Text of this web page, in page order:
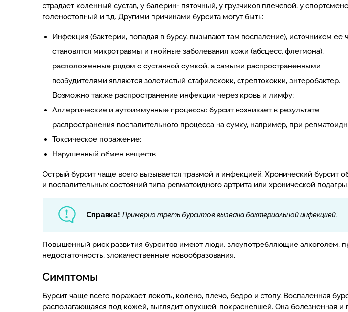
страдает коленный сустав, у балерин- пяточный, у грузчиков плечевой, у
голеностопный и т.д. Другими причинами бурсита могут быть:
Инфекция (бактерии, попадая в бурсу, вызывают там воспаление), источником ее
становятся микротравмы и гнойные заболевания кожи (абсцесс, флегмона),
расположенные рядом с суставной сумкой, а самыми распространенными
возбудителями являются золотистый стафилококк, стрептококки, энтеробактер.
Возможно также распространение инфекции через кровь и лимфу;
Аллергические и аутоиммунные процессы: бурсит возникает в результате
распространения воспалительного процесса на сумку, например, при
Токсическое поражение;
Нарушенный обмен веществ.
Острый бурсит чаще всего вызывается травмой и инфекцией. Хронический бурсит
и воспалительных состояний типа ревматоидного артрита или хронической подагры.
Справка! Примерно треть бурситов вызвана бактериальной инфекцией.
Повышенный риск развития бурситов имеют люди, злоупотребляющие
недостаточность, злокачественные новообразования.
Симптомы
Бурсит чаще всего поражает локоть, колено, плечо, бедро и стопу. Воспаленная
располагающаяся под кожей, выглядит опухшей, покрасневшей. Она болезненная и